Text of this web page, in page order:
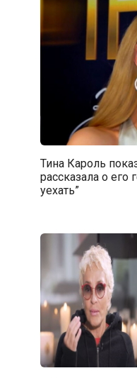
Тина Кароль
рассказала о его
уехать”